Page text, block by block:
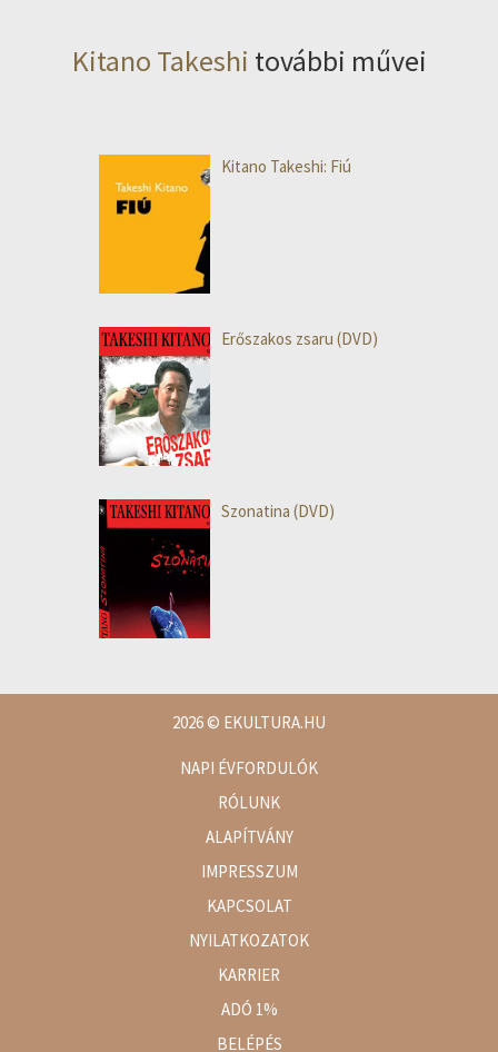
Kitano Takeshi további művei
Kitano Takeshi: Fiú
Erőszakos zsaru (DVD)
Szonatina (DVD)
2026© EKULTURA.HU
NAPI ÉVFORDULÓK
RÓLUNK
ALAPÍTVÁNY
IMPRESSZUM
KAPCSOLAT
NYILATKOZATOK
KARRIER
ADÓ 1%
BELÉPÉS